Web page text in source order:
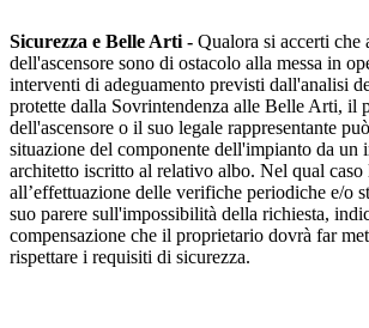
Sicurezza e Belle Arti - Qualora si accerti che
dell'ascensore sono di ostacolo alla messa in
interventi di adeguamento previsti dall'analisi
protette dalla Sovrintendenza alle Belle Arti, il
dell'ascensore o il suo legale rappresentante
situazione del componente dell'impianto da un
architetto iscritto al relativo albo. Nel qual caso
all’effettuazione delle verifiche periodiche e/o
suo parere sull'impossibilità della richiesta,
compensazione che il proprietario dovrà far
rispettare i requisiti di sicurezza.